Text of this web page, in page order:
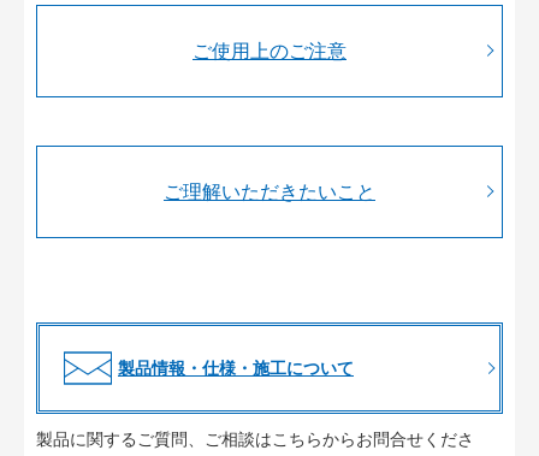
ご使用上のご注意
ご理解いただきたいこと
製品情報・仕様・施工について
製品に関するご質問、ご相談はこちらからお問合せくださ